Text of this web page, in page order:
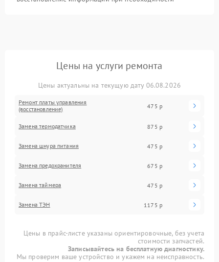
Цены на услуги ремонта
Цены актуальны на текущую дату 06.08.2026
Ремонт платы управления
(восстановление)
475 р
Замена термодатчика 875 р
Замена шнура питания 475 р
Замена предохранителя 675 р
Замена таймера 475 р
Замена ТЭН 1175 р
Цены в прайс-листе указаны ориентировочные, без учета
стоимости запчастей.
Записывайтесь на бесплатную диагностику.
Мы проверим ваше устройство и укажем на неисправность.